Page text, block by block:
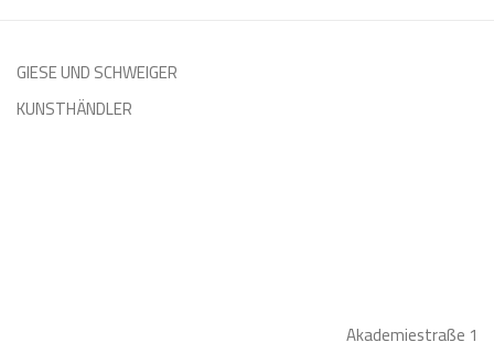
GIESE UND SCHWEIGER
KUNSTHÄNDLER
Akademiestraße 1